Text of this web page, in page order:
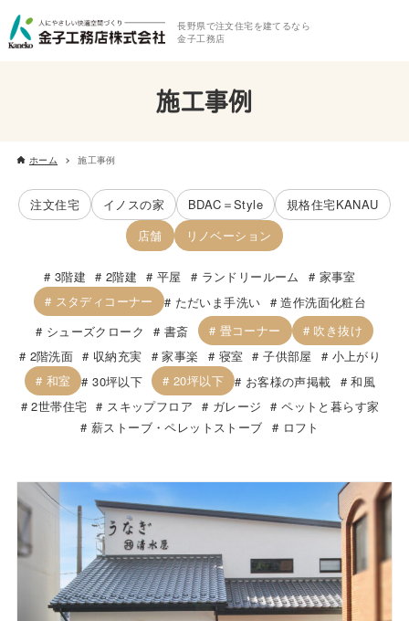
長野県で注文住宅を建てるなら
金子工務店
施工事例
ホーム 施工事例
注文住宅 イノスの家 BDAC＝Style
規格住宅KANAU
店舗
リノベーション
3階建 2階建 平屋 ランドリールーム
家事室
スタディコーナー
ただいま手洗い
造作洗面化粧台
シューズクローク
書斎 畳コーナー
吹き抜け
2階洗面
収納充実 家事楽 寝室 子供部屋
小上がり
和室
30坪以下 20坪以下 お客様の声掲載
和風
2世帯住宅
スキップフロア ガレージ
ペットと暮らす家
薪ストーブ・ペレットストーブ
ロフト